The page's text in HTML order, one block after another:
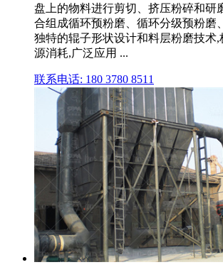
盘上的物料进行剪切、挤压粉碎和研
合组成循环预粉磨、循环分级预粉磨
独特的辊子形状设计和料层粉磨技术
源消耗,广泛应用 ...
联系电话: 180 3780 8511